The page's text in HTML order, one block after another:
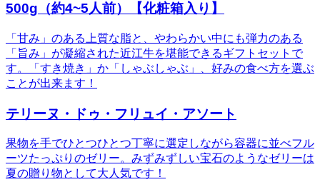
500g（約4~5人前）【化粧箱入り】
「甘み」のある上質な脂と、やわらかい中にも弾力のある
「旨み」が凝縮された近江牛を堪能できるギフトセットで
す。「すき焼き」か「しゃぶしゃぶ」、好みの食べ方を選ぶ
ことが出来ます！
テリーヌ・ドゥ・フリュイ・アソート
果物を手でひとつひとつ丁寧に選定しながら容器に並べフル
ーツたっぷりのゼリー。みずみずしい宝石のようなゼリーは
夏の贈り物として大人気です！